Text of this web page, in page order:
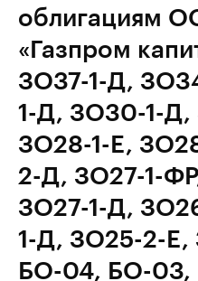
облигациям
«Газпром
ЗО37-1-Д,
1-Д, ЗО30-1-Д,
ЗО28-1-E,
2-Д, ЗО27-1-
ЗО27-1-Д,
1-Д, ЗО25-2-Е,
БО-04, БО-03,